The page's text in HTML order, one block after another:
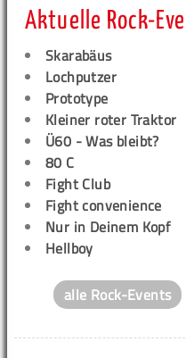
Aktuelle Rock-
Skarabäus
Lochputzer
Prototype
Kleiner roter Traktor
Ü60 - Was bleibt?
80 C
Fight Club
Fight convenience
Nur in Deinem Kopf
Hellboy
alle Rock-Events